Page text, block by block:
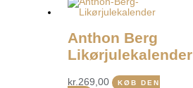
Anthon Berg
Likørjulekalender
kr. 269,00
KØB DEN